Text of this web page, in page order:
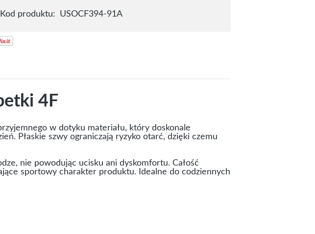
Kod produktu: USOCF394-91A
4F
w dotyku materiału, który doskonale
Płaskie szwy ograniczają ryzyko otarć, dzięki czemu
nie powodując ucisku ani dyskomfortu. Całość
sportowy charakter produktu. Idealne do codziennych